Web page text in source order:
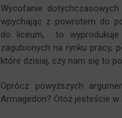
Wycofanie
wpychając z powrotem do
do liceum, to wyprodukuje
zagubionych na rynku pracy,
które dzisiaj, czy nam się to
Oprócz powyższych
Armagedon? Otóż jesteście w